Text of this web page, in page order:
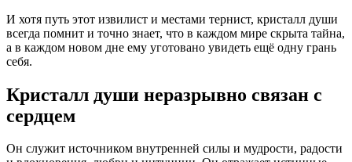
И хотя путь этот извилист и местами тернист, кристалл души
всегда помнит и точно знает, что в каждом мире скрыта тайна,
а в каждом новом дне ему уготовано увидеть ещё одну грань
себя.
Кристалл души неразрывно связан с
сердцем
Он служит источником внутренней силы и мудрости, радости